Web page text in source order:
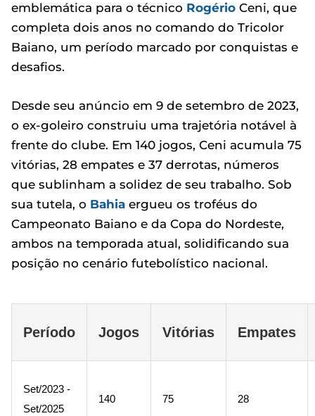
emblemática para o técnico Rogério Ceni, que
completa dois anos no comando do Tricolor
Baiano, um período marcado por conquistas e
desafios.
Desde seu anúncio em 9 de setembro de 2023,
o ex-goleiro construiu uma trajetória notável à
frente do clube. Em 140 jogos, Ceni acumula 75
vitórias, 28 empates e 37 derrotas, números
que sublinham a solidez de seu trabalho. Sob
sua tutela, o Bahia ergueu os troféus do
Campeonato Baiano e da Copa do Nordeste,
ambos na temporada atual, solidificando sua
posição no cenário futebolístico nacional.
Período Jogos Vitórias Empates
Set/2023 -
Set/2025
140 75 28